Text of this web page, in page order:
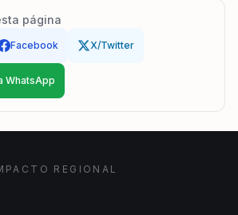
página
Facebook X/Twitter
WhatsApp
REGIONAL